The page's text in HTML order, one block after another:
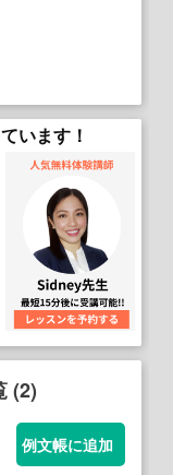
います！
(2)
例文帳に追加